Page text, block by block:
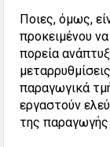
Ποιες, όμως,
προκειμένου
πορεία
παραγωγικά
εργαστούν
της